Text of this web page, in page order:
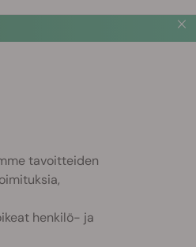
tavoitteiden
henkilö- ja